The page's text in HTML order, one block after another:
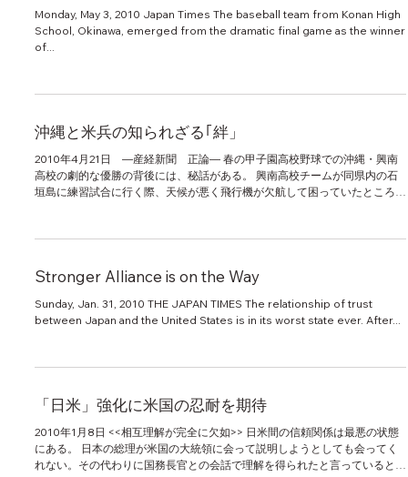
Monday, May 3, 2010 Japan Times The baseball team from Konan High
School, Okinawa, emerged from the dramatic final game as the winner
of...
沖縄と米兵の知られざる｢絆」
2010年4月21日 ―産経新聞 正論― 春の甲子園高校野球での沖縄・興南
高校の劇的な優勝の背後には、秘話がある。 興南高校チームが同県内の石
垣島に練習試合に行く際、天候が悪く飛行機が欠航して困っていたところ、
Stronger Alliance is on the Way
Sunday, Jan. 31, 2010 THE JAPAN TIMES The relationship of trust
between Japan and the United States is in its worst state ever. After...
「日米」強化に米国の忍耐を期待
2010年1月8日 <<相互理解が完全に欠如>> 日米間の信頼関係は最悪の状態
にある。 日本の総理が米国の大統領に会って説明しようとしても会ってく
れない。その代わりに国務長官との会話で理解を得られたと言っていると、